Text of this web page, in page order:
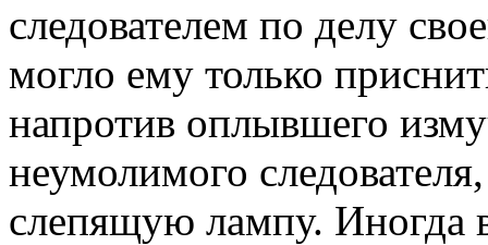
следователем по делу
могло ему только
напротив оплывшего
неумолимого
слепящую лампу. Иногда